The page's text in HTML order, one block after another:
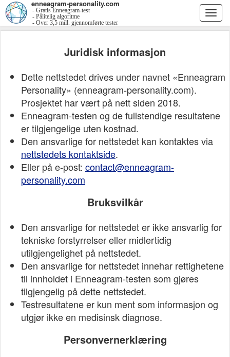
enneagram-personality.com
- Gratis Enneagram-test
- Pålitelig algoritme
- Over 3,5 mill. gjennomførte tester
Juridisk informasjon
Dette nettstedet drives under navnet «Enneagram
Personality» (enneagram-personality.com).
Prosjektet har vært på nett siden 2018.
Enneagram-testen og de fullstendige resultatene
er tilgjengelige uten kostnad.
Den ansvarlige for nettstedet kan kontaktes via
nettstedets kontaktside.
Eller på e-post: contact@enneagram-
personality.com
Bruksvilkår
Den ansvarlige for nettstedet er ikke ansvarlig for
tekniske forstyrrelser eller midlertidig
utilgjengelighet på nettstedet.
Den ansvarlige for nettstedet innehar rettighetene
til innholdet i Enneagram-testen som gjøres
tilgjengelig på dette nettstedet.
Testresultatene er kun ment som informasjon og
utgjør ikke en medisinsk diagnose.
Personvernerklæring